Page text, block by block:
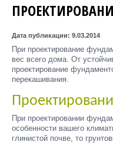
Дата публикации: 9.03.2014
При проектирование
вес всего дома. От
проектирование
перекашивания.
При проектировании
особенности вашего
глинистой почве, то